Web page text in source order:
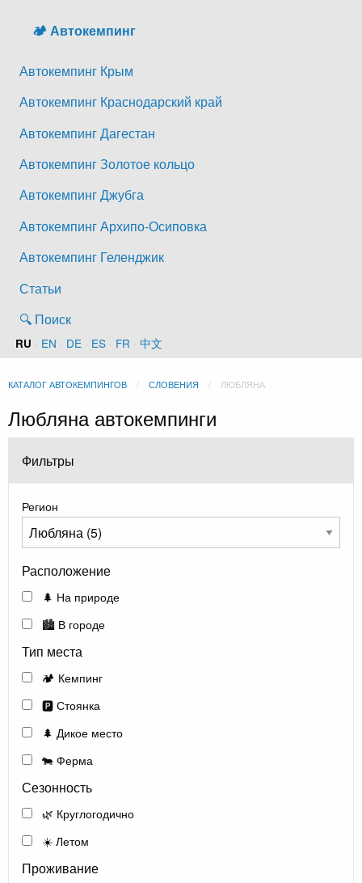
🏕️ Автокемпинг
Автокемпинг Крым
Автокемпинг Краснодарский край
Автокемпинг Дагестан
Автокемпинг Золотое кольцо
Автокемпинг Джубга
Автокемпинг Архипо-Осиповка
Автокемпинг Геленджик
Статьи
🔍 Поиск
RU · EN · DE · ES · FR · 中文
КАТАЛОГ АВТОКЕМПИНГОВ СЛОВЕНИЯ ЛЮБЛЯНА
Любляна автокемпинги
Фильтры
Регион
Расположение
🌲 На природе
🏙️ В городе
Тип места
🏕️ Кемпинг
🅿️ Стоянка
🌲 Дикое место
🐄 Ферма
Сезонность
🌿 Круглогодично
☀️ Летом
Проживание